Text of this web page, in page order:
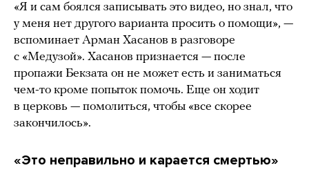
«Я и сам боялся записывать это видео, но знал, что
у меня нет другого варианта просить о помощи», —
вспоминает Арман Хасанов в разговоре
с «Медузой». Хасанов признается — после
пропажи Бекзата он не может есть и заниматься
чем-то кроме попыток помочь. Еще он ходит
в церковь — помолиться, чтобы «все скорее
закончилось».
«Это неправильно и карается смертью»